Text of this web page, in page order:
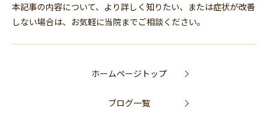
本記事の内容について、より詳しく知りたい、または症状が改善
しない場合は、お気軽に当院までご相談ください。
ホームページトップ
ブログ一覧